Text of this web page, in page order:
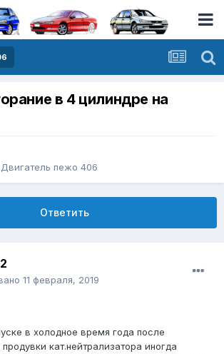
в 4 цилиндре на
Двигатель пежо 406
Ответить
11 февраля, 2019
в холодное время года после
кат.нейтрализатора иногда